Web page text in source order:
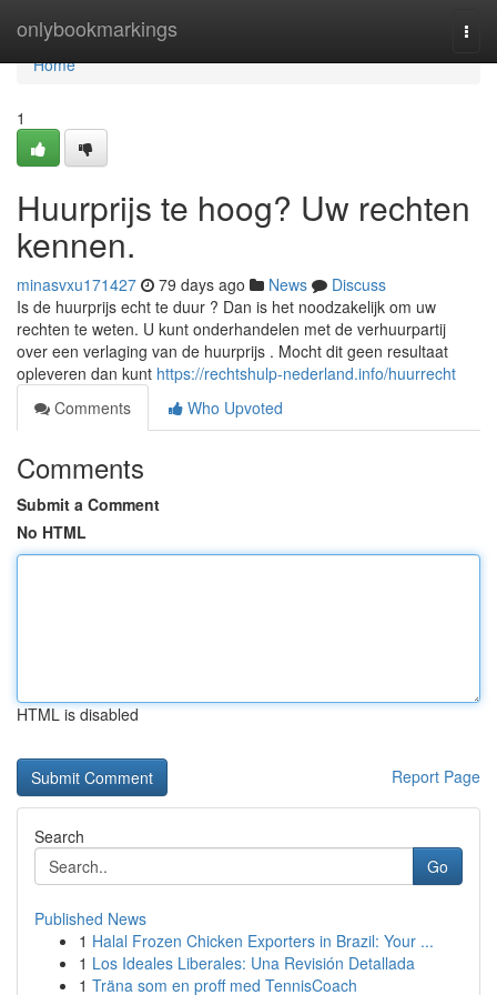
onlybookmarkings
Home
Home
1
Huurprijs te hoog? Uw rechten
kennen.
minasvxu171427 79 days ago News
Discuss
Is de huurprijs echt te duur ? Dan is het noodzakelijk om uw
rechten te weten. U kunt onderhandelen met de verhuurpartij
over een verlaging van de huurprijs . Mocht dit geen resultaat
opleveren dan kunt https://rechtshulp-nederland.info/huurrecht
Comments
Who Upvoted
Comments
Submit a Comment
No HTML
HTML is disabled
Report Page
Search
Go
Published News
1 Halal Frozen Chicken Exporters in Brazil: Your ...
1 Los Ideales Liberales: Una Revisión Detallada
1 Träna som en proff med TennisCoach